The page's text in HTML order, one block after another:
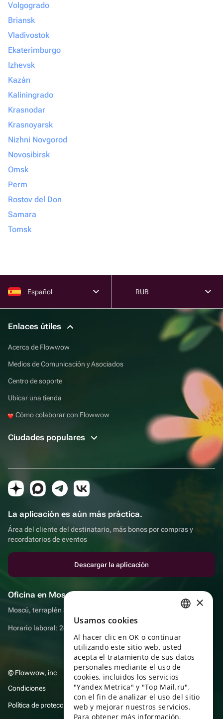
Volgogrado
Briansk
Vladivostok
Ekaterimburgo
Izhevsk
Kazán
Kaliningrado
Krasnodar
Krasnoyarsk
Nizhni Novgorod
Novosibirsk
Omsk
Perm
Rostov del Don
Samara
Tomsk
Español RUB
Enlaces útiles
Acerca de Flowwow
Medios de Comunicación y Asociados
Centro de soporte
Ubicar una tienda
Cómo colaborar con Flowwow
Ciudades populares
La aplicación es aún más práctica.
Área del cliente del destinatario, más bonos por compras y
recordatorios de eventos
Descargar la aplicación
Oficina en Moscú
Moscú, terraplén Sadovnicheskaya, 9, sala 2/3
Horario laboral: 24 horas
© Flowwow, inc
Condiciones
Política de protección y privacidad de datos
ENGLISH
UKRAINIAN
PORTUGUESE
SPANISH
HUNGARIAN
×
Usamos cookies
Al hacer clic en OK o continuar
utilizando este sitio web, usted
acepta el tratamiento de sus datos
personales mediante el uso de
cookies, incluidos los servicios
"Yandex Metrica" y "Top Mail.ru",
con el fin de analizar el uso del sitio
web y mejorar nuestros servicios.
Para obtener más información,